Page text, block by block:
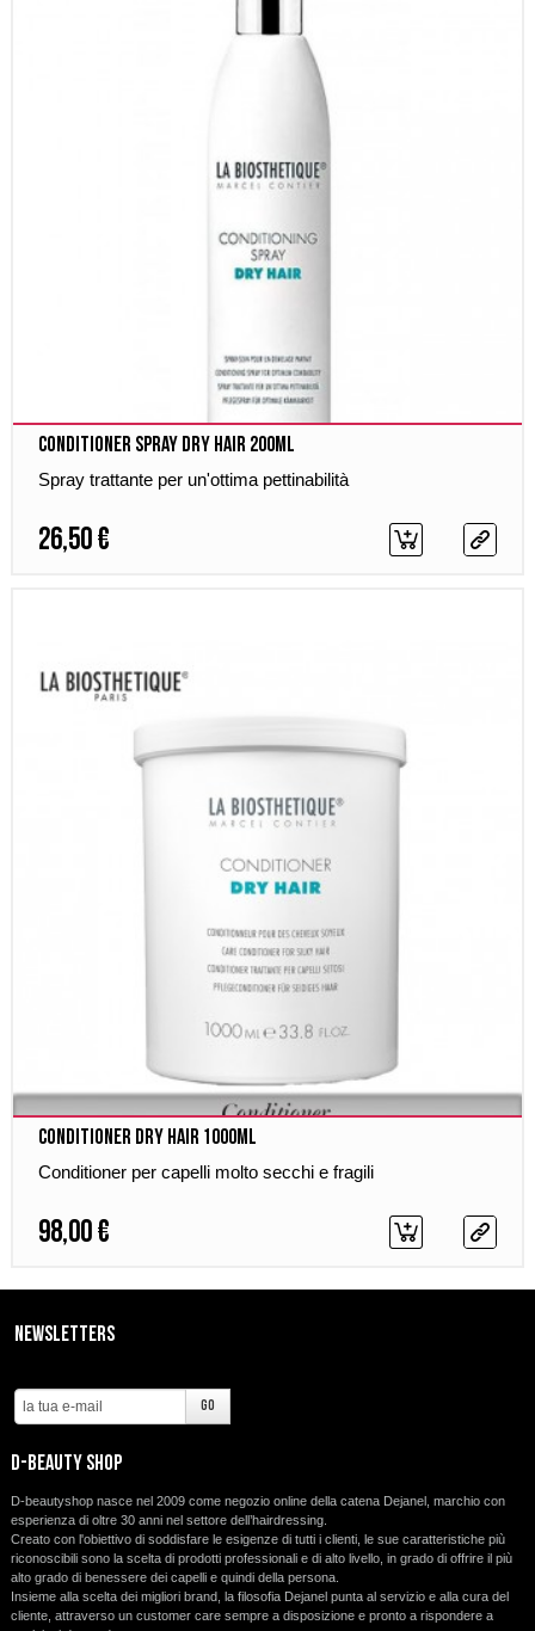
Conditioner Spray Dry Hair 200ml
Spray trattante per un'ottima pettinabilità
26,50 €
Conditioner Dry Hair 1000ml
Conditioner per capelli molto secchi e fragili
98,00 €
Newsletters
d-beauty shop
D-beautyshop nasce nel 2009 come negozio online della catena Dejanel, marchio con
esperienza di oltre 30 anni nel settore dell’hairdressing.
Creato con l'obiettivo di soddisfare le esigenze di tutti i clienti, le sue caratteristiche più
riconoscibili sono la scelta di prodotti professionali e di alto livello, in grado di offrire il più
alto grado di benessere dei capelli e quindi della persona.
Insieme alla scelta dei migliori brand, la filosofia Dejanel punta al servizio e alla cura del
cliente, attraverso un customer care sempre a disposizione e pronto a rispondere a